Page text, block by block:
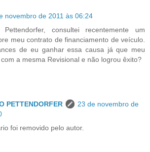
novembro de 2011 às 06:24
Pettendorfer, consultei recentemente um
meu contrato de financiamento de veículo.
de eu ganhar essa causa já que meu
a mesma Revisional e não logrou êxito?
PETTENDORFER
23 de novembro de
foi removido pelo autor.